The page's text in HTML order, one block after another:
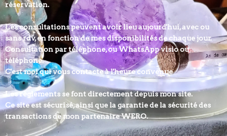
réservation.
Les consultations peuvent avoir lieu aujourd'hui, avec ou
sans rdv, en fonction de mes disponibilités de chaque jour.
Consultation par téléphone, ou WhatsApp visio ou
téléphone.
C'est moi qui vous contacte à l'heure convenue
Les règlements se font directement depuis mon site.
Ce site est sécurisé, ainsi que la garantie de la sécurité des
transactions de mon partenaire WERO.